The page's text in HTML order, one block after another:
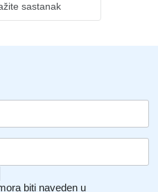
sastanak
biti naveden u